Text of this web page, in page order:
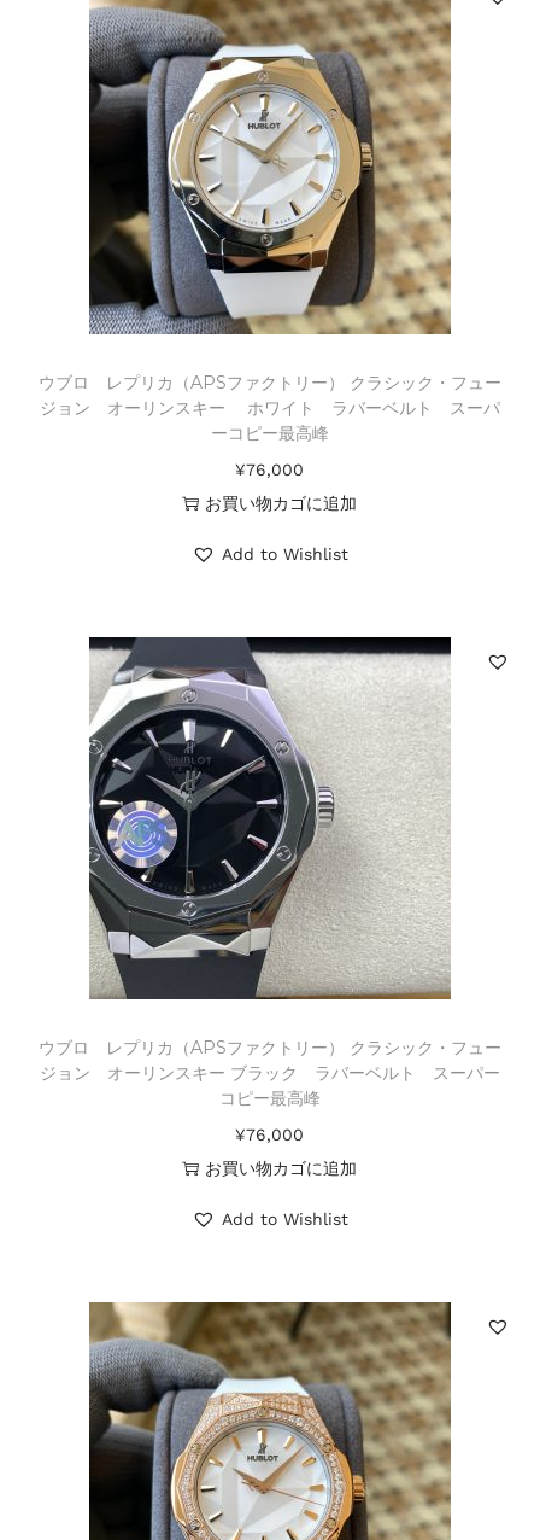
ウブロ レプリカ（APSファクトリー） クラシック・フュー
ジョン オーリンスキー ホワイト ラバーベルト スーパ
ーコピー最高峰
¥76,000
お買い物カゴに追加
Add to Wishlist
ウブロ レプリカ（APSファクトリー） クラシック・フュー
ジョン オーリンスキー ブラック ラバーベルト スーパー
コピー最高峰
¥76,000
お買い物カゴに追加
Add to Wishlist